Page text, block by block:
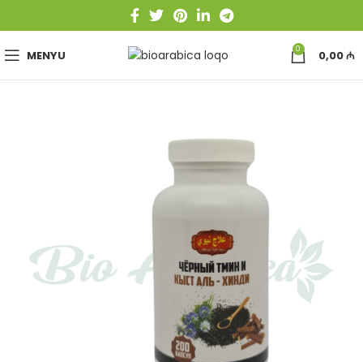
MENYU 0 0,00₼